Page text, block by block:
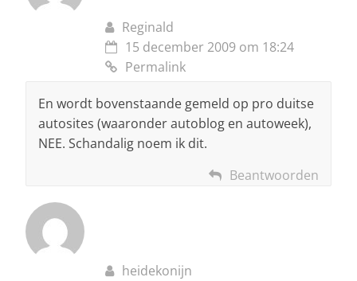
Reginald
15 december 2009 om 18:24
Permalink
En wordt bovenstaande gemeld op pro duitse
autosites (waaronder autoblog en autoweek),
NEE. Schandalig noem ik dit.
Beantwoorden
heidekonijn